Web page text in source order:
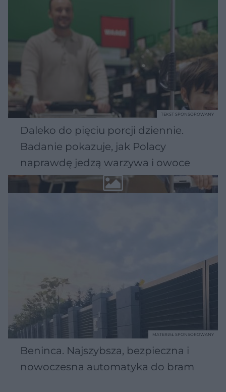
Daleko do pięciu porcji dziennie.
Badanie pokazuje, jak Polacy
naprawdę jedzą warzywa i owoce
TEKST SPONSOROWANY
Beninca. Najszybsza, bezpieczna i
nowoczesna automatyka do bram
MATERIAŁ SPONSOROWANY